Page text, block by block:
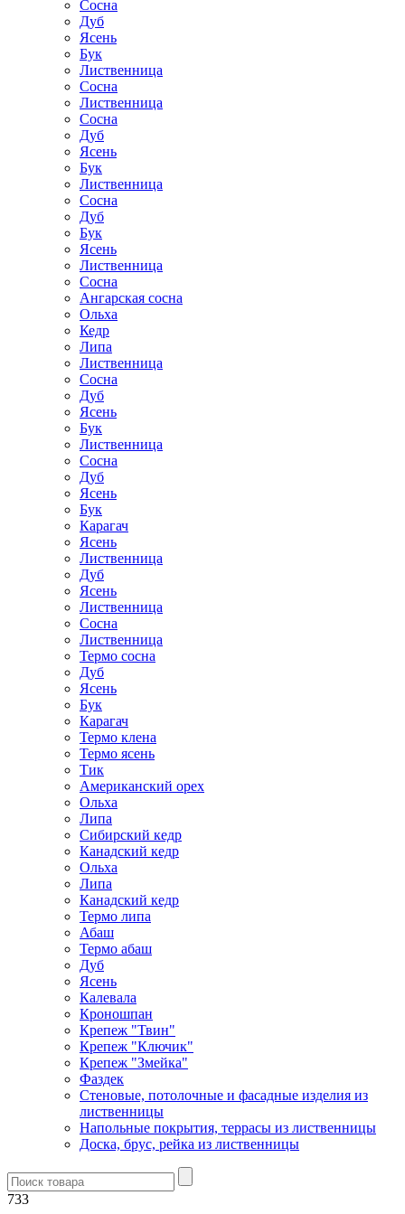
Сосна
Дуб
Ясень
Бук
Лиственница
Сосна
Лиственница
Сосна
Дуб
Ясень
Бук
Лиственница
Сосна
Дуб
Бук
Ясень
Лиственница
Сосна
Ангарская сосна
Ольха
Кедр
Липа
Лиственница
Сосна
Дуб
Ясень
Бук
Лиственница
Сосна
Дуб
Ясень
Бук
Карагач
Ясень
Лиственница
Дуб
Ясень
Лиственница
Сосна
Лиственница
Термо сосна
Дуб
Ясень
Бук
Карагач
Термо клена
Термо ясень
Тик
Американский орех
Ольха
Липа
Сибирский кедр
Канадский кедр
Ольха
Липа
Канадский кедр
Термо липа
Абаш
Термо абаш
Дуб
Ясень
Калевала
Кроношпан
Крепеж "Твин"
Крепеж "Ключик"
Крепеж "Змейка"
Фаздек
Стеновые, потолочные и фасадные изделия из
лиственницы
Напольные покрытия, террасы из лиственницы
Доска, брус, рейка из лиственницы
733